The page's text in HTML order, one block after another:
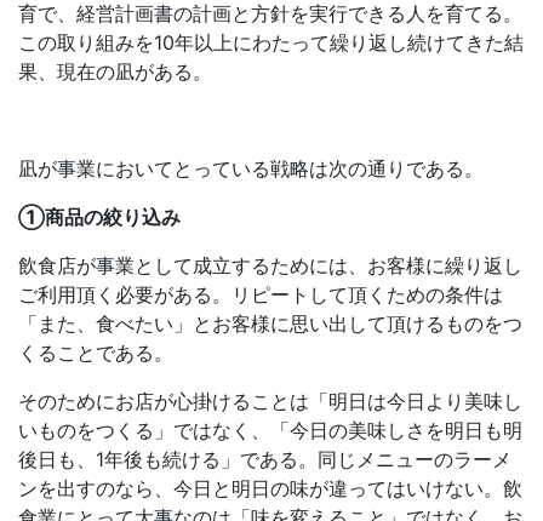
育で、経営計画書の計画と方針を実行できる人を育てる。
この取り組みを10年以上にわたって繰り返し続けてきた結
果、現在の凪がある。
凪が事業においてとっている戦略は次の通りである。
①商品の絞り込み
飲食店が事業として成立するためには、お客様に繰り返し
ご利用頂く必要がある。リピートして頂くための条件は
「また、食べたい」とお客様に思い出して頂けるものをつ
くることである。
そのためにお店が心掛けることは「明日は今日より美味し
いものをつくる」ではなく、「今日の美味しさを明日も明
後日も、1年後も続ける」である。同じメニューのラーメ
ンを出すのなら、今日と明日の味が違ってはいけない。飲